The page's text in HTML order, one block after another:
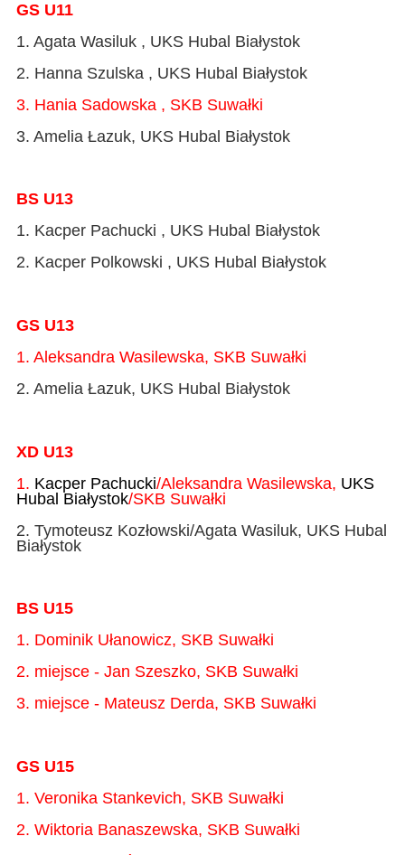
GS U11
1. Agata Wasiluk , UKS Hubal Białystok
2. Hanna Szulska , UKS Hubal Białystok
3. Hania Sadowska , SKB Suwałki
3. Amelia Łazuk, UKS Hubal Białystok
BS U13
1. Kacper Pachucki , UKS Hubal Białystok
2. Kacper Polkowski , UKS Hubal Białystok
GS U13
1. Aleksandra Wasilewska, SKB Suwałki
2. Amelia Łazuk, UKS Hubal Białystok
XD U13
1. Kacper Pachucki/Aleksandra Wasilewska, UKS
Hubal Białystok/SKB Suwałki
2. Tymoteusz Kozłowski/Agata Wasiluk, UKS Hubal
Białystok
BS U15
1. Dominik Ułanowicz, SKB Suwałki
2. miejsce - Jan Szeszko, SKB Suwałki
3. miejsce - Mateusz Derda, SKB Suwałki
GS U15
1. Veronika Stankevich, SKB Suwałki
2. Wiktoria Banaszewska, SKB Suwałki